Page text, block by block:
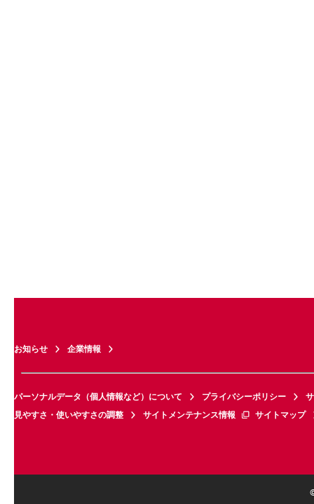
お知らせ 企業情報
パーソナルデータ（個人情報など）について プライバシーポリシー
見やすさ・使いやすさの調整
サイトメンテナンス情報 サイトマップ